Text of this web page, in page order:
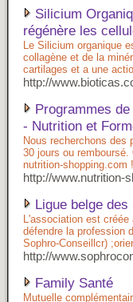
Silicium
régénère les
Le Silicium organique
collagène et de la
cartilages et a une
http://
Programmes
- Nutrition et
Nous recherchons des
30 jours ou
nutrition-shopping.com !
http://www.nutrition-
Ligue belge
L'association est
défendre la profession
Sophro-Conseillcr)
http://
Family Santé
Mutuelle